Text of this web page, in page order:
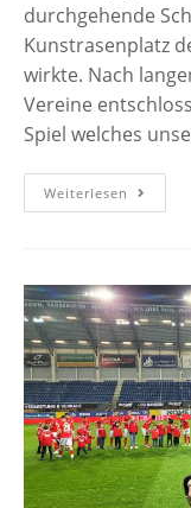
durchgehende
Kunstrasenplatz
wirkte. Nach
Vereine
Spiel welches
Weiterlesen